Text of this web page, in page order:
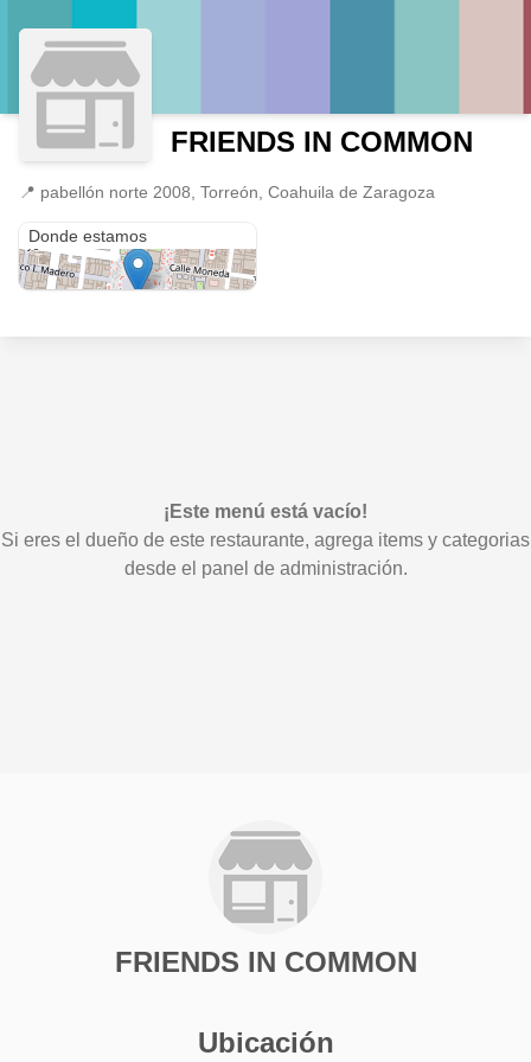
FRIENDS IN COMMON
📍 pabellón norte 2008, Torreón, Coahuila de Zaragoza
Donde estamos
¡Este menú está vacío!
Si eres el dueño de este restaurante, agrega items y categorias
desde el panel de administración.
FRIENDS IN COMMON
Ubicación